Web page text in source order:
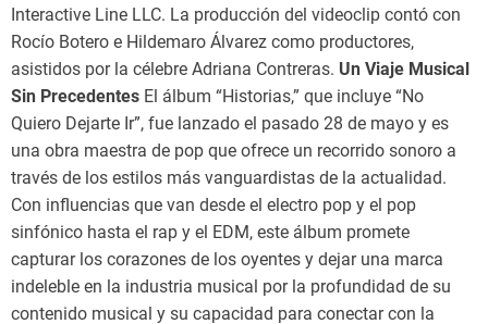
Interactive Line LLC. La producción del videoclip contó con
Rocío Botero e Hildemaro Álvarez como productores,
asistidos por la célebre Adriana Contreras. Un Viaje Musical
Sin Precedentes El álbum “Historias,” que incluye “No
Quiero Dejarte Ir”, fue lanzado el pasado 28 de mayo y es
una obra maestra de pop que ofrece un recorrido sonoro a
través de los estilos más vanguardistas de la actualidad.
Con influencias que van desde el electro pop y el pop
sinfónico hasta el rap y el EDM, este álbum promete
capturar los corazones de los oyentes y dejar una marca
indeleble en la industria musical por la profundidad de su
contenido musical y su capacidad para conectar con la